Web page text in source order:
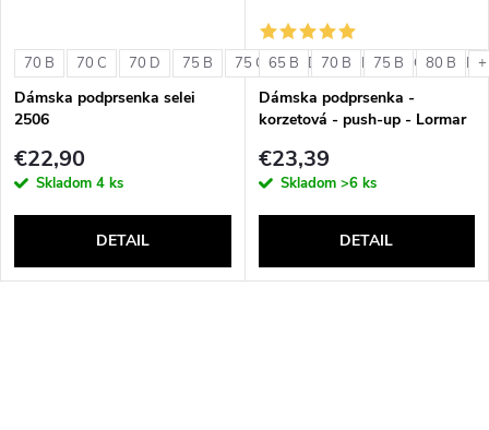
70 B 70 C 70 D 75 B 75 C 75 D 80 B 80 C 80 D
Dámska podprsenka selei
2506
€22,90
Skladom 4 ks
DETAIL
65 B 70 B 75 B 80 B
Dámska podprsenka -
korzetová - push-up - Lormar
€23,39
Skladom >6 ks
DETAIL